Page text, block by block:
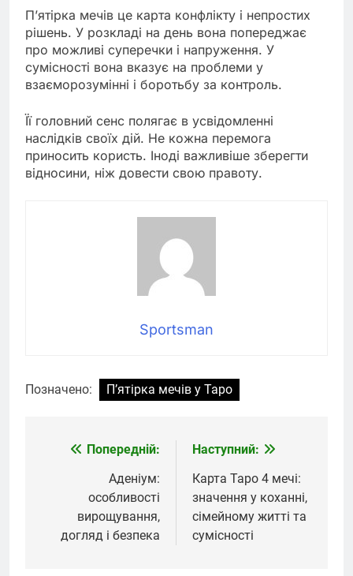
П’ятірка мечів це карта конфлікту і непростих
рішень. У розкладі на день вона попереджає
про можливі суперечки і напруження. У
сумісності вона вказує на проблеми у
взаєморозумінні і боротьбу за контроль.
Її головний сенс полягає в усвідомленні
наслідків своїх дій. Не кожна перемога
приносить користь. Іноді важливіше зберегти
відносини, ніж довести свою правоту.
Sportsman
Позначено: П’ятірка мечів у Таро
НавігаціяПопередній:
Аденіум:
особливості
вирощування,
догляд і безпека
Наступний:
Карта Таро 4 мечі:
значення у коханні,
сімейному житті та
сумісності